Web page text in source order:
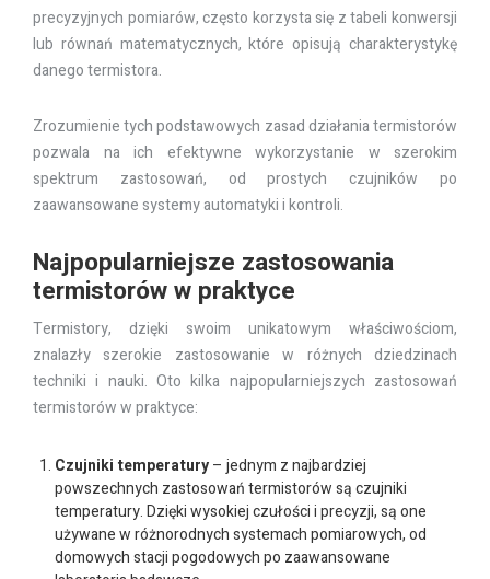
precyzyjnych pomiarów, często korzysta się z tabeli konwersji
lub równań matematycznych, które opisują charakterystykę
danego termistora.
Zrozumienie tych podstawowych zasad działania termistorów
pozwala na ich efektywne wykorzystanie w szerokim
spektrum zastosowań, od prostych czujników po
zaawansowane systemy automatyki i kontroli.
Najpopularniejsze zastosowania
termistorów w praktyce
Termistory, dzięki swoim unikatowym właściwościom,
znalazły szerokie zastosowanie w różnych dziedzinach
techniki i nauki. Oto kilka najpopularniejszych zastosowań
termistorów w praktyce:
Czujniki temperatury– jednym z najbardziej
powszechnych zastosowań termistorów są czujniki
temperatury. Dzięki wysokiej czułości i precyzji, są one
używane w różnorodnych systemach pomiarowych, od
domowych stacji pogodowych po zaawansowane